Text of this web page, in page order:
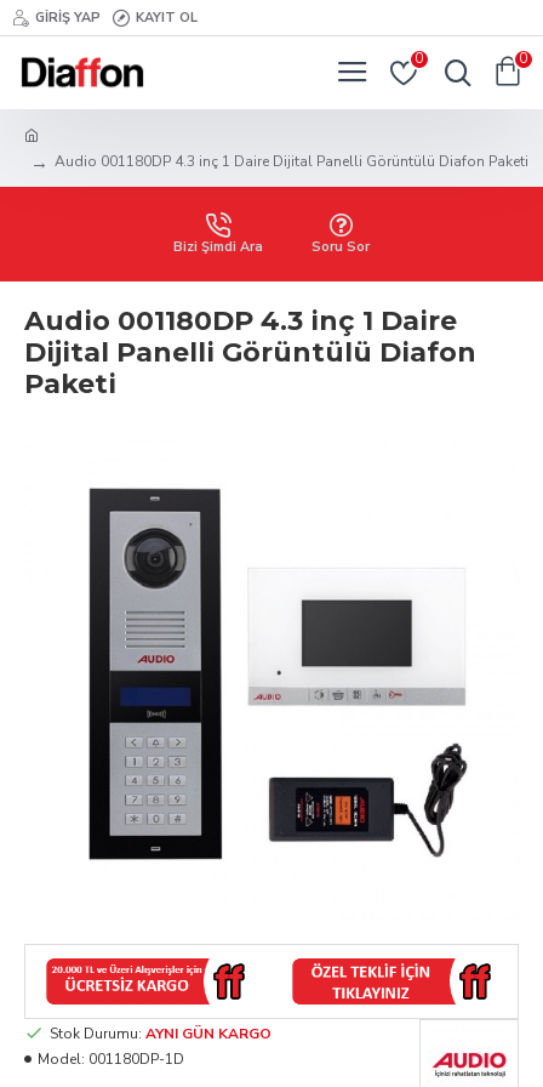
GIRIŞ YAP KAYIT OL
0 0
Audio 001180DP 4.3 inç 1 Daire Dijital Panelli Görüntülü Diafon Paketi
Bizi Şimdi Ara Soru Sor
Audio 001180DP 4.3 inç 1 Daire
Dijital Panelli Görüntülü Diafon
Paketi
Stok Durumu: AYNI GÜN KARGO
Model: 001180DP-1D